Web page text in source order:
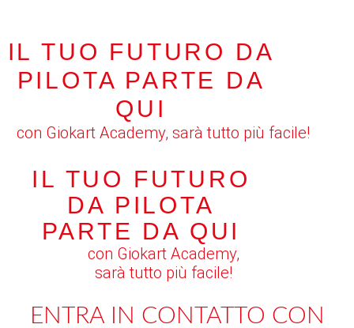
IL TUO FUTURO DA
PILOTA PARTE DA
QUI
con Giokart Academy, sarà tutto più facile!
IL TUO FUTURO
DA PILOTA
PARTE DA QUI
con Giokart Academy,
sarà tutto più facile!
ENTRA IN CONTATTO CON